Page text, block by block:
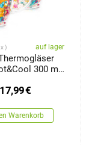
auf lager
300 ml,
17,99€
Warenkorb